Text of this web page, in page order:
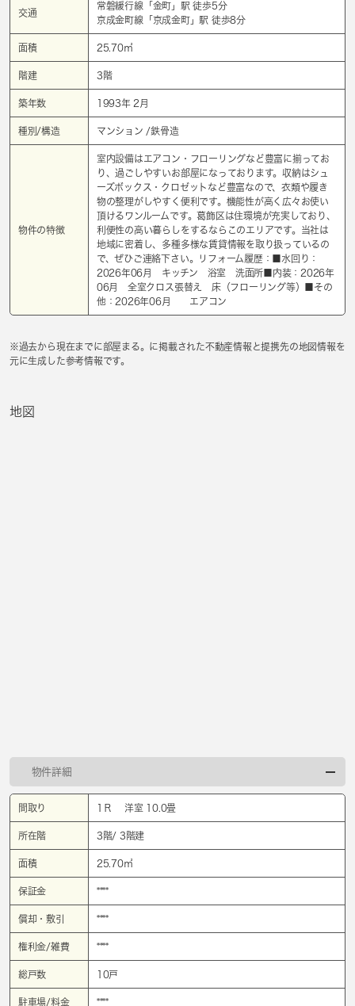
交通
常磐緩行線「 金町 」駅 徒歩5分
京成金町線「 京成金町」駅 徒歩8分
面積 25.70㎡
階建 3階
築年数 1993年 2月
種別/構造 マンション /鉄骨造
物件の特徴
室内設備はエアコン・フローリングなど豊富に揃ってお
り、過ごしやすいお部屋になっております。収納はシュ
ーズボックス・クロゼットなど豊富なので、衣類や履き
物の整理がしやすく便利です。機能性が高く広々お使い
頂けるワンルームです。葛飾区は住環境が充実しており、
利便性の高い暮らしをするならこのエリアです。当社は
地域に密着し、多種多様な賃貸情報を取り扱っているの
で、ぜひご連絡下さい。リフォーム履歴：■水回り：
2026年06月 キッチン 浴室 洗面所■内装：2026年
06月 全室クロス張替え 床（フローリング等）■その
他：2026年06月 エアコン
※過去から現在までに部屋まる。に掲載された不動産情報と提携先の地図情報を
元に生成した参考情報です。
地図
物件詳細
間取り 1Ｒ 洋室 10.0畳
所在階 3階/ 3階建
面積 25.70㎡
保証金 ****
償却・敷引 ****
権利金/雑費 ****
総戸数 10戸
駐車場/料金 ****